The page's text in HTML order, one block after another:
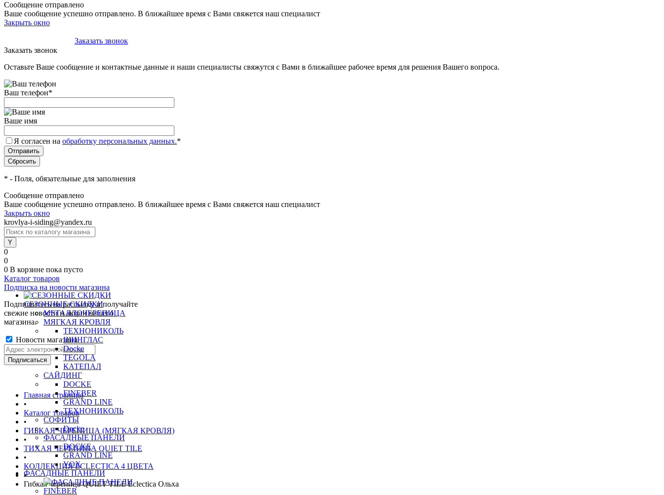
Сообщение отправлено
Ваше сообщение успешно отправлено. В ближайшее время с Вами свяжется наш специалист
Закрыть окно
Заказать звонок
Заказать звонок
Оставьте Ваше сообщение и контактные данные и наши специалисты свяжутся с Вами в ближайшее рабочее время для решения Вашего вопроса.
Ваш телефон*
Ваше имя
Я согласен на обработку персональных данных.*
* - Поля, обязательные для заполнения
Сообщение отправлено
Ваше сообщение успешно отправлено. В ближайшее время с Вами свяжется наш специалист
Закрыть окно
krovlya-i-siding@yandex.ru
0
0
0 В корзине пока пусто
Каталог товаров
СЕЗОННЫЕ СКИДКИ
МЕТАЛЛОЧЕРЕПИЦА
МЯГКАЯ КРОВЛЯ
ТЕХНОНИКОЛЬ
ШИНГЛАС
Docke
TEGOLA
КАТЕПАЛ
САЙДИНГ
DOCKE
FINEBER
GRAND LINE
ТЕХНОНИКОЛЬ
СОФИТЫ
Docke
ФАСАДНЫЕ ПАНЕЛИ
DOCKE
GRAND LINE
VOX
ФАСАДНЫЕ ПАНЕЛИ
Подписка на новости магазина
Подпишитесь на рассылку и получайте
свежие новости и акции нашего
магазина.
Новости магазина
Главная страница
•
Каталог товаров
•
ГИБКАЯ ЧЕРЕПИЦА (МЯГКАЯ КРОВЛЯ)
•
ТИХАЯ ЧЕРЕПИЦА QUIET TILE
•
КОЛЛЕКЦИЯ ECLECTICA 4 ЦВЕТА
•
Гибкая черепица QUIET TILE Eclectica Ольха